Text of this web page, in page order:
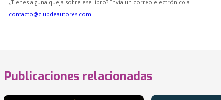
¿Tienes alguna queja sobre ese libro? Envía un correo electrónico a
contacto@clubdeautores.com
Publicaciones relacionadas